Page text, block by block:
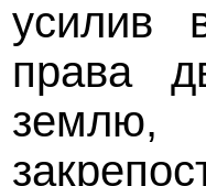
усилив
права
землю,